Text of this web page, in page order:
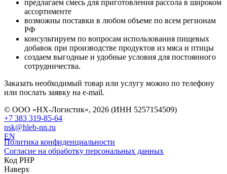
предлагаем смесь для приготовления рассола в широком
ассортименте
возможны поставки в любом объеме по всем регионам
РФ
консультируем по вопросам использования пищевых
добавок при производстве продуктов из мяса и птицы
создаем выгодные и удобные условия для постоянного
сотрудничества.
Заказать необходимый товар или услугу можно по телефону
или послать заявку на e-mail.
© ООО «НХ-Логистик», 2026 (ИНН 5257154509)
+7 383 319-85-64
nsk@hleb-nn.ru
EN
Политика конфиденциальности
Согласие на обработку персональных данных
Код PHP
Наверх